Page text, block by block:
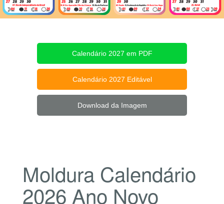
Calendário 2027 em PDF
Calendário 2027 Editável
Download da Imagem
Moldura Calendário
2026 Ano Novo